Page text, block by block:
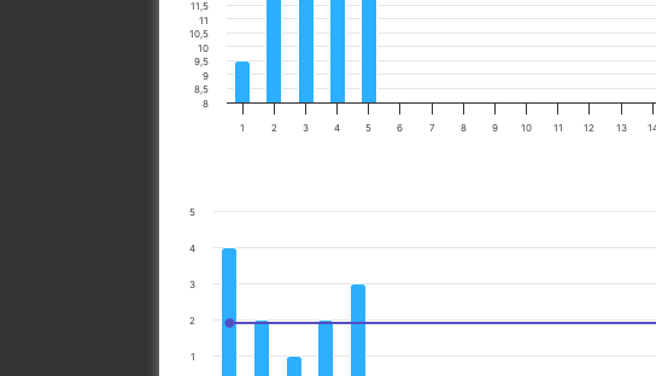
1 2 3 4 5 6 7 8 9 10 11 12 13
8
8,5
9
9,5
10
10,5
11
11,5
1
2
3
4
5